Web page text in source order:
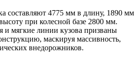
составляют 4775 мм в длину, 1890 мм
при колесной базе 2800 мм.
и мягкие линии кузова призваны
маскируя массивность,
внедорожников.